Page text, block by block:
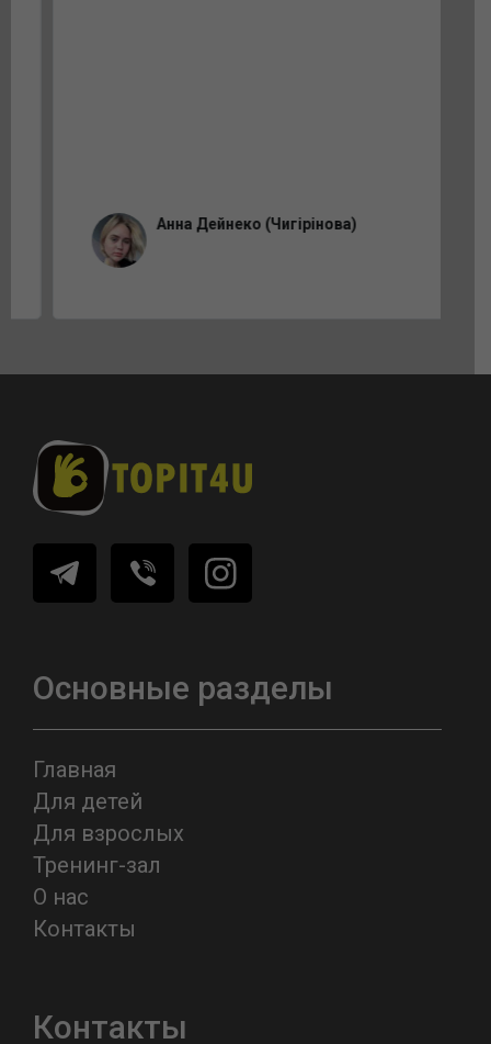
Анна Дейнеко (Чигірінова)
Основные разделы
Главная
Для детей
Для взрослых
Тренинг-зал
О нас
Контакты
Контакты